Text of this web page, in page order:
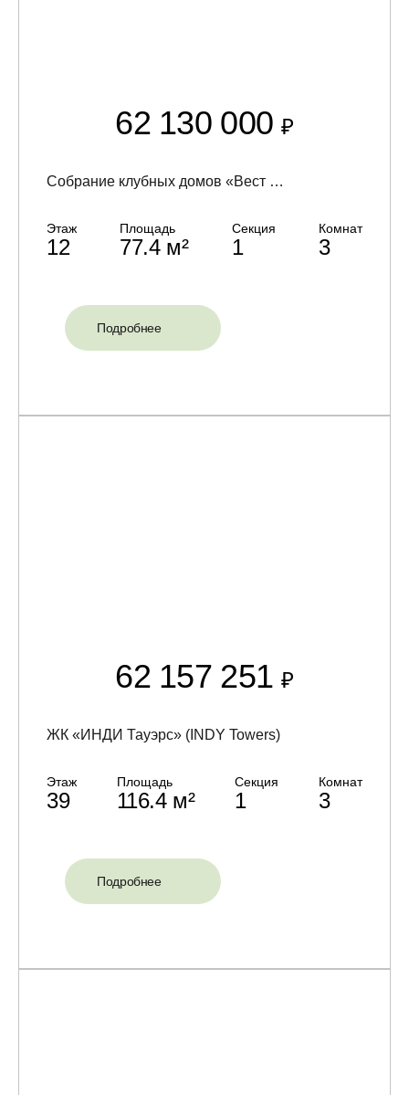
62 130 000₽
Собрание клубных домов «Вест Гарден» (West Garden)
Этаж
12
Площадь
77.4 м²
Секция
1
Комнат
3
Подробнее
62 157 251₽
ЖК «ИНДИ Тауэрс» (INDY Towers)
Этаж
39
Площадь
116.4 м²
Секция
1
Комнат
3
Подробнее